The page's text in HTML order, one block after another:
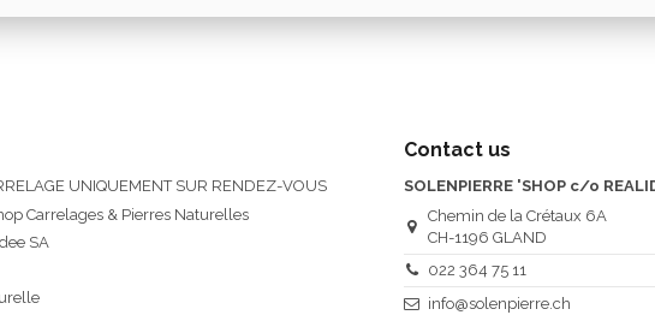
UNIQUEMENT SUR RENDEZ-VOUS
Carrelages & Pierres Naturelles
SA
Contact us
SOLENPIERRE 'SHOP c/o
Chemin de la Crétaux 6A
CH-1196 GLAND
022 364 75 11
info@solenpierre.ch